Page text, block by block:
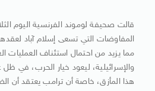
قالت صحيفة لوموند الفرنسية اليوم
المفاوضات التي تسعى إسلام آباد
مما يزيد من احتمال استئناف العمليات
والإسرائيلية، ليعود خيار الحرب، في
هذا المأزق، خاصة أن ترامب يعتقد أن